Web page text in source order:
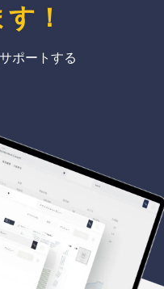
す ！
ポートする